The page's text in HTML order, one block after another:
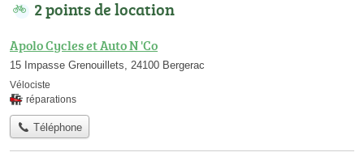
2 points de location
Apolo Cycles et Auto N 'Co
15 Impasse Grenouillets, 24100 Bergerac
Vélociste
réparations
Téléphone